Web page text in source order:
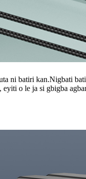
ni batiri kan.Nigbati
o le ja si gbigba